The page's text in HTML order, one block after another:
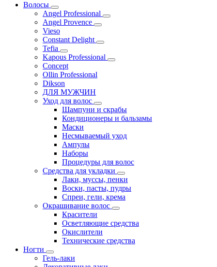
Волосы
Angel Professional
Angel Provence
Vieso
Constant Delight
Tefia
Kapous Professional
Concept
Ollin Professional
Dikson
ДЛЯ МУЖЧИН
Уход для волос
Шампуни и скрабы
Кондиционеры и бальзамы
Маски
Несмываемый уход
Ампулы
Наборы
Процедуры для волос
Средства для укладки
Лаки, муссы, пенки
Воски, пасты, пудры
Спреи, гели, крема
Окрашивание волос
Красители
Осветляющие средства
Окислители
Технические средства
Ногти
Гель-лаки